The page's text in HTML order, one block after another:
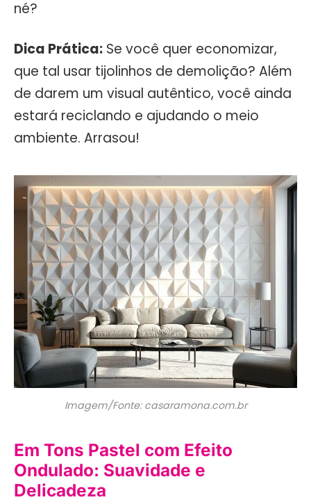
né?
Dica Prática: Se você quer economizar,
que tal usar tijolinhos de demolição? Além
de darem um visual autêntico, você ainda
estará reciclando e ajudando o meio
ambiente. Arrasou!
Imagem/Fonte: casaramona.com.br
Em Tons Pastel com Efeito
Ondulado: Suavidade e
Delicadeza